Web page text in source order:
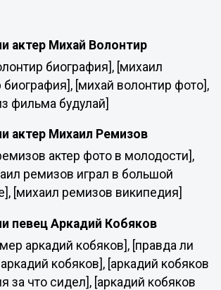
актер Михай Волонтир
биография], [михаил
биография], [михай волонтир фото],
фильма будулай]
актер Михаил Ремизов
актер фото в молодости],
ремизов играл в большой
[михаил ремизов википедия]
певец Аркадий Кобяков
аркадий кобяков], [правда ли
кобяков], [аркадий кобяков
за что сидел], [аркадий кобяков